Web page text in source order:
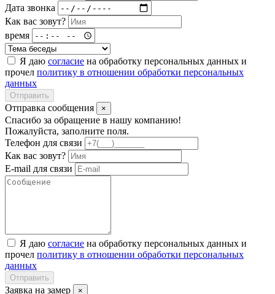
Дата звонка
Как вас зовут?
время
Я даю согласие на обработку персональных данных и
прочел политику в отношении обработки персональных
данных
Отправить
Отправка сообщения ×
Спасибо за обращение в нашу компанию!
Пожалуйста, заполните поля.
Телефон для связи
Как вас зовут?
E-mail для связи
Я даю согласие на обработку персональных данных и
прочел политику в отношении обработки персональных
данных
Отправить
Заявка на замер ×